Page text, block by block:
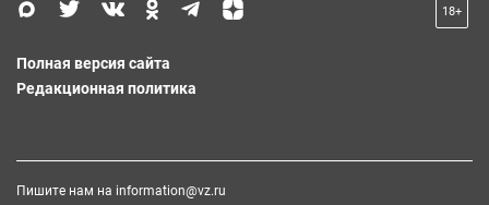
18+
Полная версия сайта
Редакционная политика
Пишите нам на information@vz.ru